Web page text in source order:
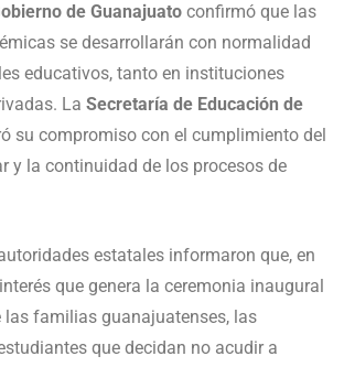
de Guanajuato confirmó que las
se desarrollarán con normalidad
educativos, tanto en instituciones
La Secretaría de Educación de
su compromiso con el cumplimiento del
y la continuidad de los procesos de
estatales informaron que, en
que genera la ceremonia inaugural
las familias guanajuatenses, las
que decidan no acudir a